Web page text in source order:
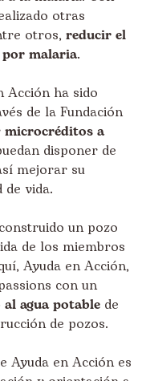
otras
otros, reducir el
malaria.
Acción ha sido
de la Fundación
microcréditos a
disponer de
mejorar su
de vida.
un pozo
de los miembros
Ayuda en Acción,
con un
agua potable de
de pozos.
Ayuda en Acción es